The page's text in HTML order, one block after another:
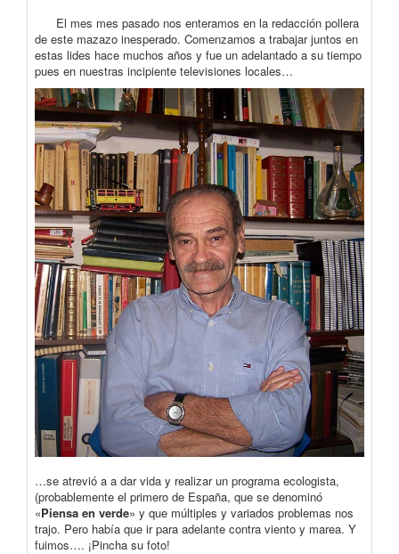
El mes mes pasado nos enteramos en la redacción pollera
de este mazazo inesperado. Comenzamos a trabajar juntos en
estas lides hace muchos años y fue un adelantado a su tiempo
pues en nuestras incipiente televisiones locales…
…se atrevió a a dar vida y realizar un programa ecologista,
(probablemente el primero de España, que se denominó
«Piensa en verde» y que múltiples y variados problemas nos
trajo. Pero había que ir para adelante contra viento y marea. Y
fuimos…. ¡Pincha su foto!